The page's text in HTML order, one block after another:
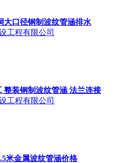
大口径钢制波纹管涵排水
工程有限公司
整装钢制波纹管涵 法兰连接
工程有限公司
米金属波纹管涵价格